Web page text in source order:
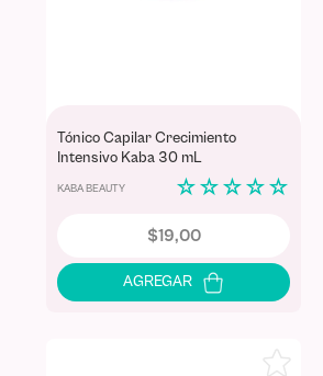
Tónico Capilar Crecimiento
Intensivo Kaba 30 mL
KABA BEAUTY ☆ ☆ ☆ ☆ ☆
$19,00